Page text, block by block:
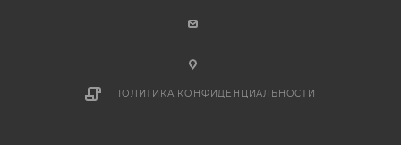
ПОЛИТИКА КОНФИДЕНЦИАЛЬНОСТИ